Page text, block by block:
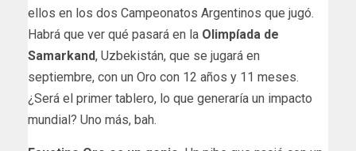
ellos en los dos Campeonatos Argentinos que jugó.
Habrá que ver qué pasará en la Olimpíada de
Samarkand, Uzbekistán, que se jugará en
septiembre, con un Oro con 12 años y 11 meses.
¿Será el primer tablero, lo que generaría un impacto
mundial? Uno más, bah.